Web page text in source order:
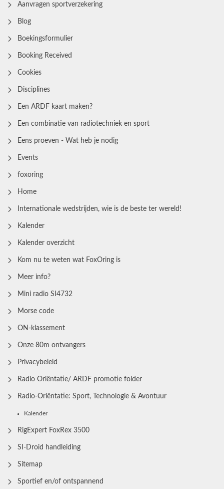
Aanvragen sportverzekering
Blog
Boekingsformulier
Booking Received
Cookies
Disciplines
Een ARDF kaart maken?
Een combinatie van radiotechniek en sport
Eens proeven - Wat heb je nodig
Events
foxoring
Home
Internationale wedstrijden, wie is de beste ter wereld!
Kalender
Kalender overzicht
Kom nu te weten wat FoxOring is
Meer info?
Mini radio SI4732
Morse code
ON-klassement
Onze 80m ontvangers
Privacybeleid
Radio Oriëntatie/ ARDF promotie folder
Radio‑Oriëntatie: Sport, Technologie & Avontuur
Kalender
RigExpert FoxRex 3500
SI-Droid handleiding
Sitemap
Sportief en/of ontspannend